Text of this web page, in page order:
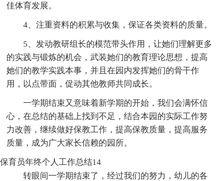
佳体育发展。
4、注重资料的积累与收集，保证各类资料的质量。
5、发动教研组长的模范带头作用，让她们理解更多
的实践与锻炼的机会，武装她们的教育理论思想，提高
她们的教学实践本事，并且在园内发挥她们的骨干作
用，以点带面，促动其他教师共同成长。
一学期结束又意味着新学期的开始，我们会满怀信
心，在总结的基础上找到不足，结合本园的实际工作努
力改善，继续做好保教工作，提高保教质量，提高服务
质量，成为广大家长信赖的园所。
保育员年终个人工作总结14
转眼间一学期结束了，经过我们的努力，幼儿的各